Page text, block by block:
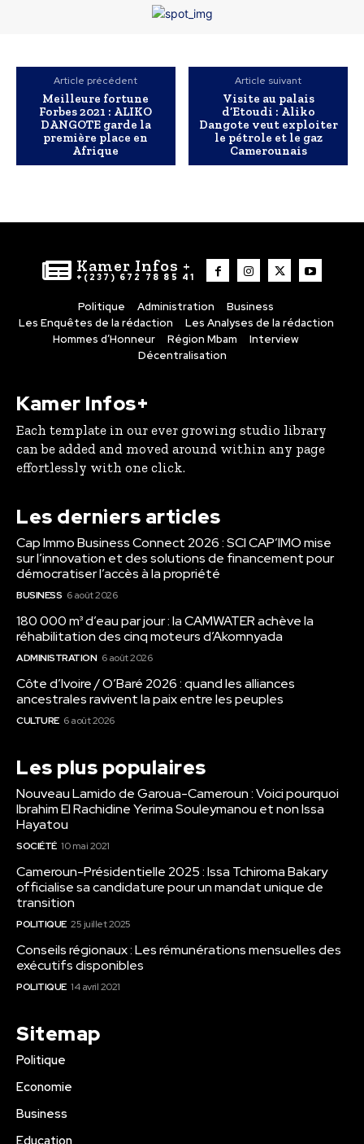
Article précédent
Meilleure fortune
Forbes 2021 : ALIKO
DANGOTE garde la
première place en
Afrique
Article suivant
Visite au palais
d’Etoudi : Aliko
Dangote veut exploiter
le pétrole et le gaz
Camerounais
Kamer Infos +
+(237) 672 78 85 41
Politique Administration
Business
Les Enquêtes de la rédaction
Les Analyses de la rédaction
Hommes d’Honneur
Région Mbam
Interview
Décentralisation
Kamer Infos+
Each template in our ever growing studio library
can be added and moved around within any page
effortlessly with one click.
Les derniers articles
Cap Immo Business Connect 2026 : SCI CAP’IMO mise
sur l’innovation et des solutions de financement pour
démocratiser l’accès à la propriété
BUSINESS 6 août 2026
180 000 m³ d’eau par jour : la CAMWATER achève la
réhabilitation des cinq moteurs d’Akomnyada
ADMINISTRATION 6 août 2026
Côte d’Ivoire / O’Baré 2026 : quand les alliances
ancestrales ravivent la paix entre les peuples
CULTURE 6 août 2026
Les plus populaires
Nouveau Lamido de Garoua-Cameroun : Voici pourquoi
Ibrahim El Rachidine Yerima Souleymanou et non Issa
Hayatou
SOCIÉTÉ 10 mai 2021
Cameroun-Présidentielle 2025 : Issa Tchiroma Bakary
officialise sa candidature pour un mandat unique de
transition
POLITIQUE 25 juillet 2025
Conseils régionaux : Les rémunérations mensuelles des
exécutifs disponibles
POLITIQUE 14 avril 2021
Sitemap
Politique
Economie
Business